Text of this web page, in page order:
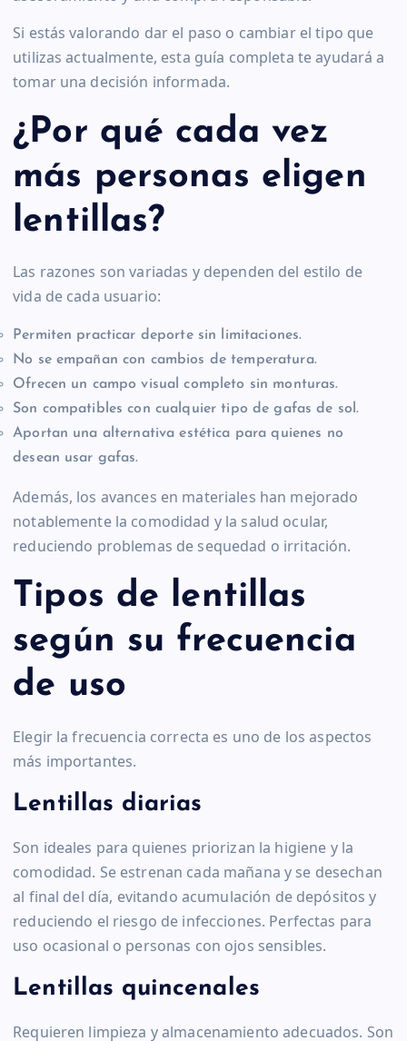
Si estás valorando dar el paso o cambiar el tipo que
utilizas actualmente, esta guía completa te ayudará a
tomar una decisión informada.
¿Por qué cada vez
más personas eligen
lentillas?
Las razones son variadas y dependen del estilo de
vida de cada usuario:
Permiten practicar deporte sin limitaciones.
No se empañan con cambios de temperatura.
Ofrecen un campo visual completo sin monturas.
Son compatibles con cualquier tipo de gafas de sol.
Aportan una alternativa estética para quienes no
desean usar gafas.
Además, los avances en materiales han mejorado
notablemente la comodidad y la salud ocular,
reduciendo problemas de sequedad o irritación.
Tipos de lentillas
según su frecuencia
de uso
Elegir la frecuencia correcta es uno de los aspectos
más importantes.
Lentillas diarias
Son ideales para quienes priorizan la higiene y la
comodidad. Se estrenan cada mañana y se desechan
al final del día, evitando acumulación de depósitos y
reduciendo el riesgo de infecciones. Perfectas para
uso ocasional o personas con ojos sensibles.
Lentillas quincenales
Requieren limpieza y almacenamiento adecuados. Son